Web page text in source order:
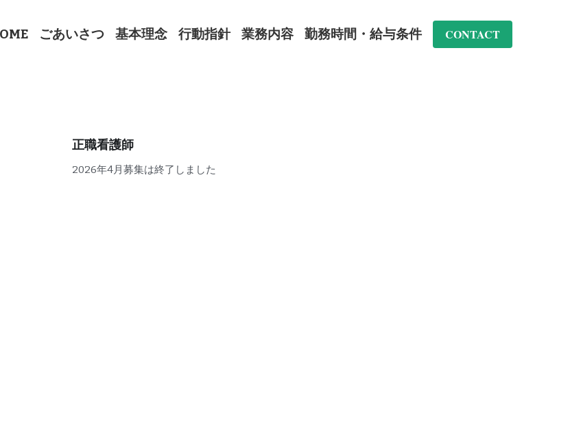
HOME ごあいさつ 基本理念 行動指針 業務内容 … CONTACT
正職看護師
2026年4月募集は終了しました